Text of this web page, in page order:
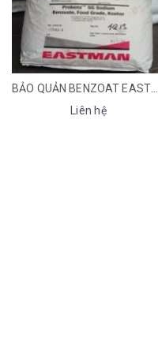
BẢO QUẢN BENZOAT EASTMAN (MỐC MỸ)
Liên hệ